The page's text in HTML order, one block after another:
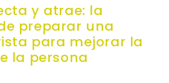
y atrae: la
preparar una
para mejorar la
la persona